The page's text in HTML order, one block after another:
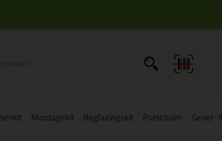
Montagekit Beglazingskit Purschuim Gevel-